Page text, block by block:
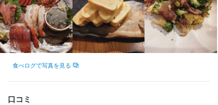
食べログで写真を見る
口コミ